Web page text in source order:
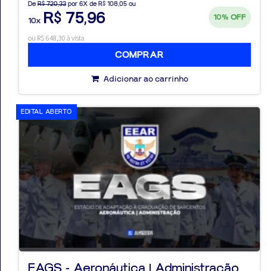
De R$ 720,33 por 6X de R$ 108,05 ou
10x R$ 75,96 10% OFF
ou R$ 648,30 à vista
COMPRAR
Adicionar ao carrinho
EAGS - Aeronáutica | Administração
EDITAL ABERTO